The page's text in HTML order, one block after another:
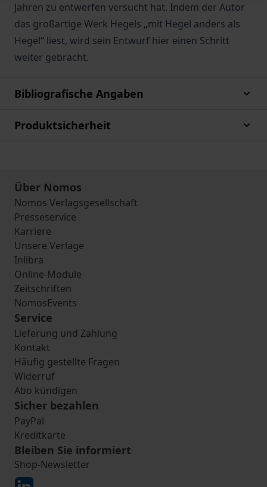
Jahren zu entwerfen versucht hat. Indem der Autor
das großartige Werk Hegels „mit Hegel anders als
Hegel“ liest, wird sein Entwurf hier einen Schritt
weiter gebracht.
Bibliografische Angaben
Produktsicherheit
Über Nomos
Nomos Verlagsgesellschaft
Presseservice
Karriere
Unsere Verlage
Inlibra
Online-Module
Zeitschriften
NomosEvents
Service
Lieferung und Zahlung
Kontakt
Häufig gestellte Fragen
Widerruf
Abo kündigen
Sicher bezahlen
PayPal
Kreditkarte
Bleiben Sie informiert
Shop-Newsletter